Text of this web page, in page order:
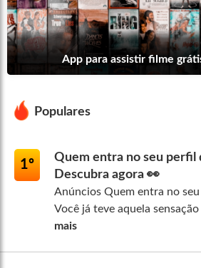
App para assistir filme
Populares
1º
Quem entra no seu perfil
Descubra agora 👀
Anúncios Quem entra no
Você já teve aquela
mais